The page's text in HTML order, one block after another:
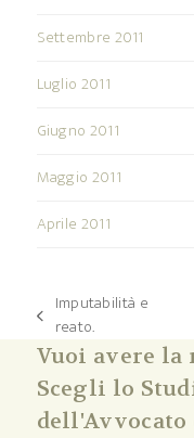
Settembre 2011
Luglio 2011
Giugno 2011
Maggio 2011
Aprile 2011
post
precedente:
Imputabilità e
reato.
Vuoi avere
Scegli lo
dell'Avvocato